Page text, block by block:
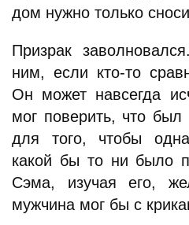
дом нужно только
Призрак
ним, если кто-то
Он может навсегда
мог поверить, что был
для того, чтобы
какой бы то ни было
Сэма, изучая его,
мужчина мог бы с